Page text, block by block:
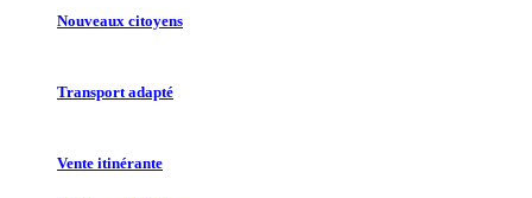
Nouveaux citoyens
Transport adapté
Vente itinérante